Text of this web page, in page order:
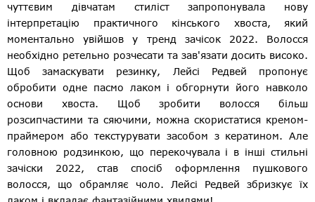
чуттєвим дівчатам стиліст запропонувала нову
інтерпретацію практичного кінського хвоста, який
моментально увійшов у тренд зачісок 2022. Волосся
необхідно ретельно розчесати та зав'язати досить високо.
Щоб замаскувати резинку, Лейсі Редвей пропонує
обробити одне пасмо лаком і обгорнути його навколо
основи хвоста. Щоб зробити волосся більш
розсипчастими та сяючими, можна скористатися кремом-
праймером або текстурувати засобом з кератином. Але
головною родзинкою, що перекочувала і в інші стильні
зачіски 2022, став спосіб оформлення пушкового
волосся, що обрамляє чоло. Лейсі Редвей збризкує їх